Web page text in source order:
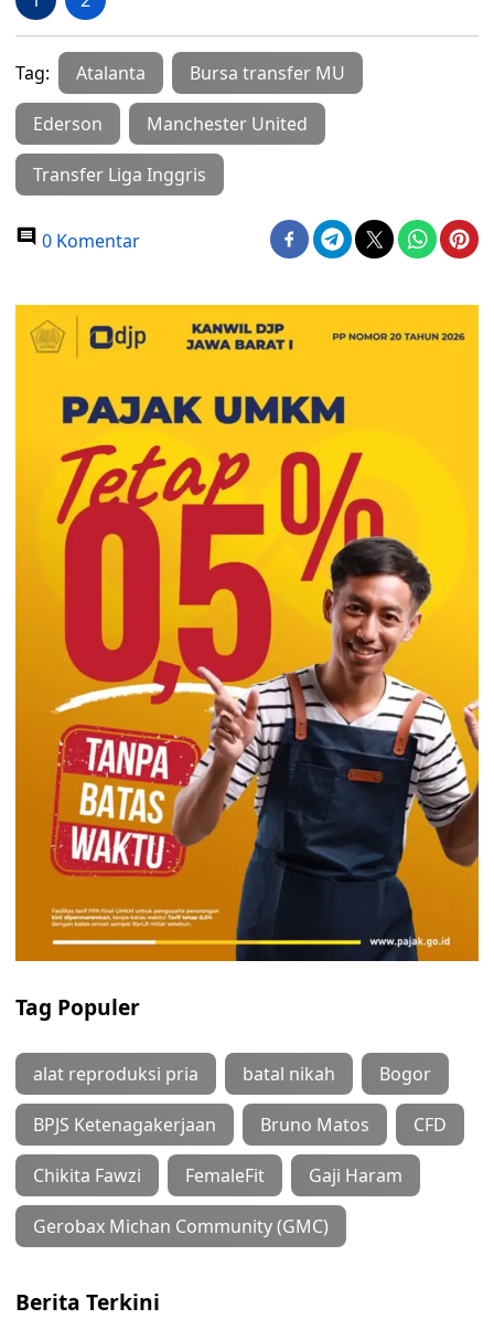
Tag: Atalanta Bursa transfer MU
Ederson Manchester United
Transfer Liga Inggris
0 Komentar
Tag Populer
alat reproduksi pria batal nikah Bogor
BPJS Ketenagakerjaan Bruno Matos CFD
Chikita Fawzi FemaleFit Gaji Haram
Gerobax Michan Community (GMC)
Berita Terkini